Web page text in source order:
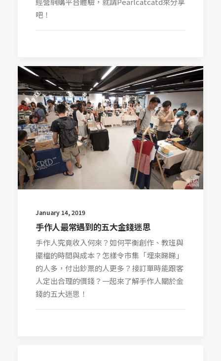
吧！
January 14, 2019
手作人最常遇到的五大金錢迷思
手作人究竟收入何來？如何平衡創作、教班與
擺檔的時間與成本？怎樣令市集「埋來睇睇」
的人多，付出鈔票的人更多？接訂單時能跟客
人定出合理的價錢？一起來了解手作人關於金
錢的五大迷思！